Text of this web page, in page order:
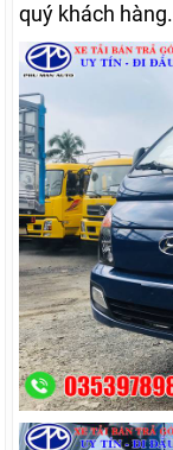
quý khách hàng.